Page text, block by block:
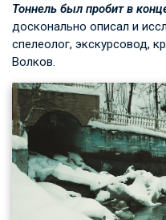
Тоннель был пробит в
досконально описал и
спелеолог, экскурсовод,
Волков.